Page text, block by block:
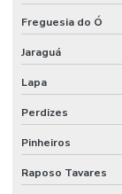
Válvulas de aço
Válvulas direcionais
Válvulas e
Válvulas de esfera
Válvulas esfera alta
Válvulas de esfera
Freguesia do Ó
Jaraguá
Lapa
Perdizes
Pinheiros
Raposo Tavares